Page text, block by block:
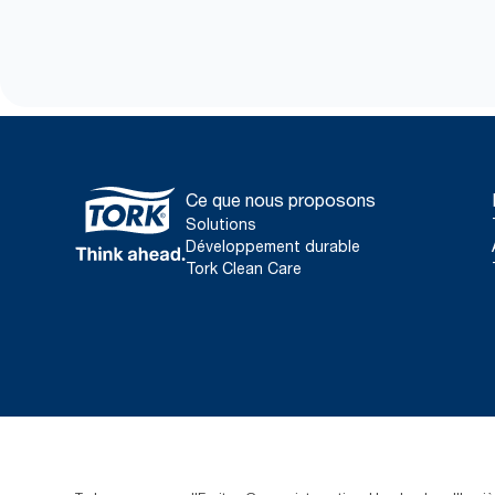
Ce que nous proposons
Solutions
Développement durable
Tork Clean Care